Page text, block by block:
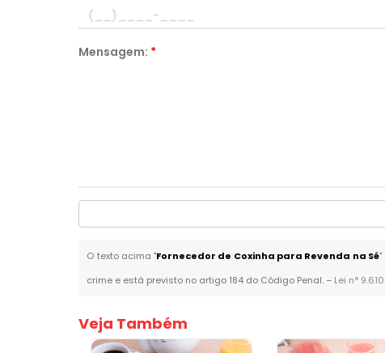
Mensagem: *
O texto acima "Fornecedor de Coxinha para Revenda na Sé
crime e está previsto no artigo 184 do Código Penal. – Lei n°
Veja Também